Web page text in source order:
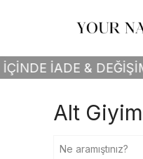
14 GÜN
Alt Giyim